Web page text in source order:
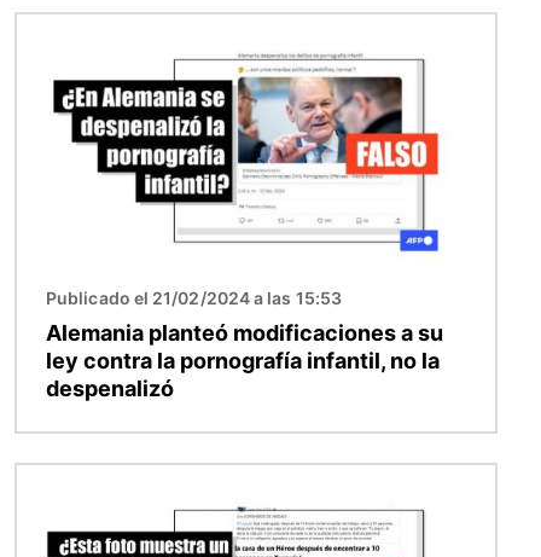
Publicado el 21/02/2024 a las 15:53
Alemania planteó modificaciones a su
ley contra la pornografía infantil, no la
despenalizó